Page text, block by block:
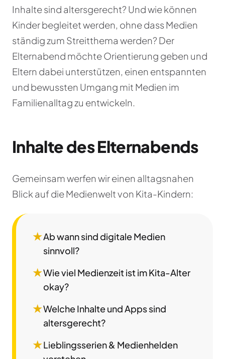
Inhalte sind altersgerecht? Und wie können
Kinder begleitet werden, ohne dass Medien
ständig zum Streitthema werden? Der
Elternabend möchte Orientierung geben und
Eltern dabei unterstützen, einen entspannten
und bewussten Umgang mit Medien im
Familienalltag zu entwickeln.
Inhalte des Elternabends
Gemeinsam werfen wir einen alltagsnahen
Blick auf die Medienwelt von Kita-Kindern:
★Ab wann sind digitale Medien
sinnvoll?
★Wie viel Medienzeit ist im Kita-Alter
okay?
★Welche Inhalte und Apps sind
altersgerecht?
★Lieblingsserien & Medienhelden